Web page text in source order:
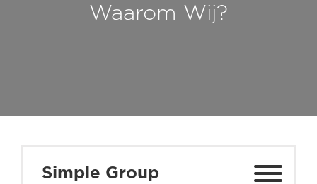
Waarom Wij?
Simple Group